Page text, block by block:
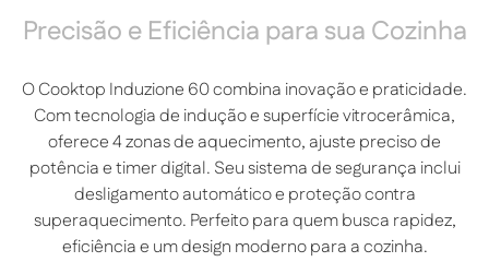
Precisão e Eficiência para sua Cozinha
O Cooktop Induzione 60 combina inovação e praticidade.
Com tecnologia de indução e superfície vitrocerâmica,
oferece 4 zonas de aquecimento, ajuste preciso de
potência e timer digital. Seu sistema de segurança inclui
desligamento automático e proteção contra
superaquecimento. Perfeito para quem busca rapidez,
eficiência e um design moderno para a cozinha.